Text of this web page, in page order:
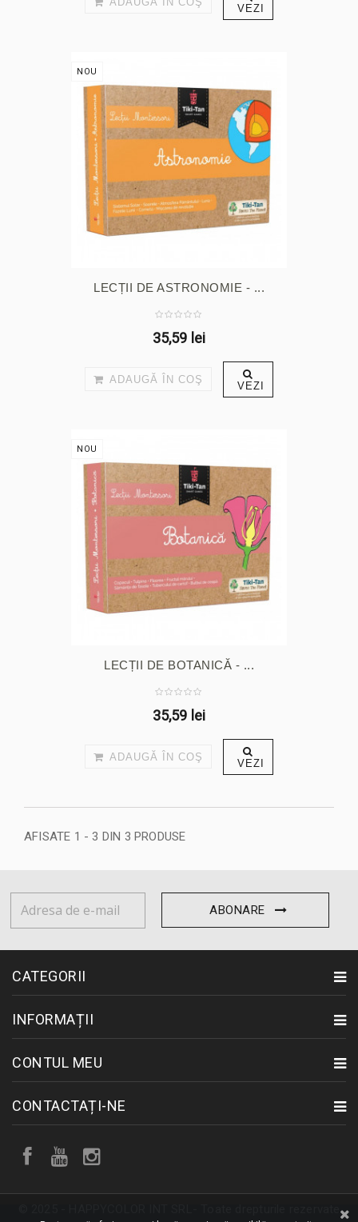
VEZI
NOU
LECȚII DE ASTRONOMIE - ...
35,59 lei
ADAUGĂ ÎN COŞ VEZI
NOU
LECȚII DE BOTANICĂ - ...
35,59 lei
ADAUGĂ ÎN COŞ VEZI
AFISATE 1 - 3 DIN 3 PRODUSE
ABONARE
CATEGORII
INFORMAȚII
CONTUL MEU
CONTACTAȚI-NE